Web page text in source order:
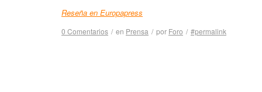
Reseña en Europapress
0 Comentarios / en Prensa / por Foro / #permalink